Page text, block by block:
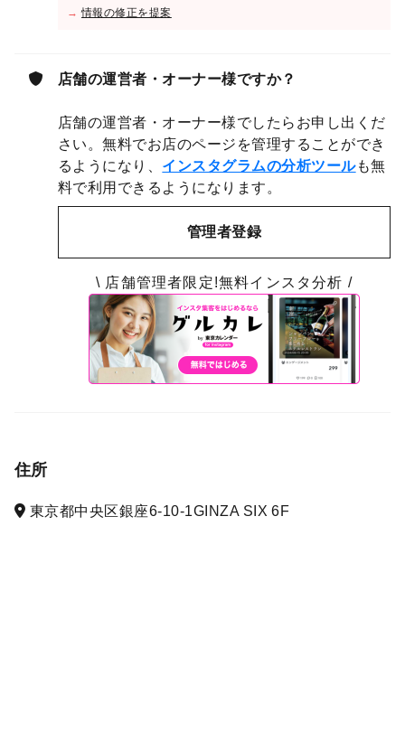
→情報の修正を提案
店舗の運営者・オーナー様ですか？
店舗の運営者・オーナー様でしたらお申し出くだ
さい。無料でお店のページを管理することができ
るようになり、 インスタグラムの分析ツールも無
料で利用できるようになります。
管理者登録
\ 店舗管理者限定!無料インスタ分析 /
住所
東京都中央区銀座6-10-1GINZA SIX 6F